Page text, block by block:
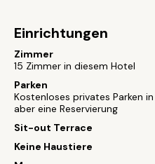
Einrichtungen
Zimmer
15 Zimmer in diesem Hotel
Parken
Kostenloses privates Parken
aber eine Reservierung
Sit-out Terrace
Keine Haustiere